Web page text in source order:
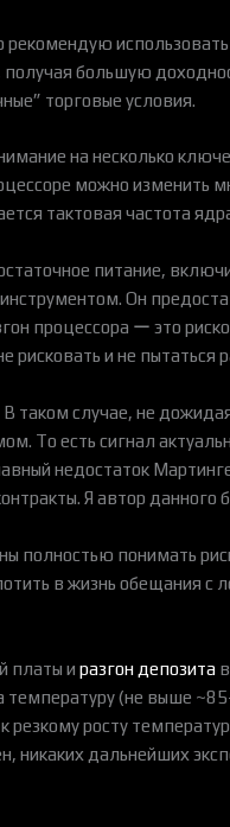
рекомендую использовать
получая большую
торговые условия.
на несколько
можно изменить
тактовая частота
питание,
Он
процессора ー это
и не пытаться
случае, не
То есть сигнал
недостаток
Я автор данного
полностью понимать
в жизнь обещания
платы и разгон депозита
температуру (не выше
росту
дальнейших